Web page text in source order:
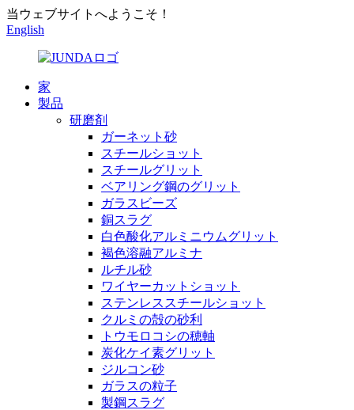
当ウェブサイトへようこそ！
English
家
製品
研磨剤
ガーネット砂
スチールショット
スチールグリット
ベアリング鋼のグリット
ガラスビーズ
銅スラグ
白色酸化アルミニウムグリット
褐色溶融アルミナ
ルチル砂
ワイヤーカットショット
ステンレススチールショット
クルミの殻の砂利
トウモロコシの穂軸
炭化ケイ素グリット
ジルコン砂
ガラスの粒子
製鋼スラグ